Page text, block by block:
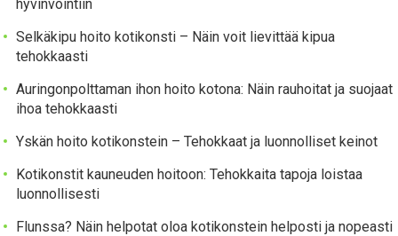
hyvinvointiin
Selkäkipu hoito kotikonsti – Näin voit lievittää kipua
tehokkaasti
Auringonpolttaman ihon hoito kotona: Näin rauhoitat ja suojaat
ihoa tehokkaasti
Yskän hoito kotikonstein – Tehokkaat ja luonnolliset keinot
Kotikonstit kauneuden hoitoon: Tehokkaita tapoja loistaa
luonnollisesti
Flunssa? Näin helpotat oloa kotikonstein helposti ja nopeasti